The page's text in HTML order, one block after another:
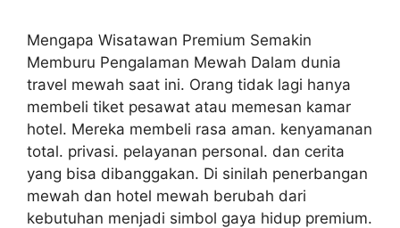
Mengapa Wisatawan Premium Semakin
Memburu Pengalaman Mewah Dalam dunia
travel mewah saat ini. Orang tidak lagi hanya
membeli tiket pesawat atau memesan kamar
hotel. Mereka membeli rasa aman. kenyamanan
total. privasi. pelayanan personal. dan cerita
yang bisa dibanggakan. Di sinilah penerbangan
mewah dan hotel mewah berubah dari
kebutuhan menjadi simbol gaya hidup premium.